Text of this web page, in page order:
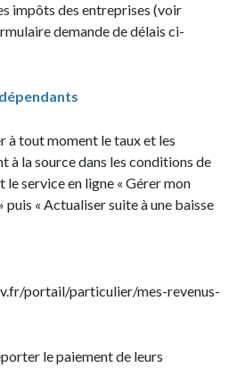
impôts des entreprises (voir
demande de délais ci-
à tout moment le taux et les
à la source dans les conditions de
service en ligne « Gérer mon
puis « Actualiser suite à une baisse
portail/particulier/mes-revenus-
le paiement de leurs